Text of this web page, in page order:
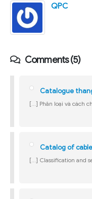
QPC
Comments (5)
Catalogue
[…] Phân loại và cách
Catalog of
[…] Classification and